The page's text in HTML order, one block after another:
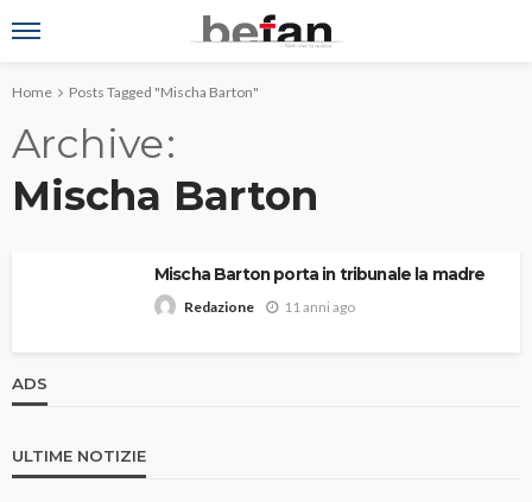
Home Posts Tagged "Mischa Barton"
Archive
Mischa Barton
Mischa Barton porta in tribunale la madre
Redazione 11 anni ago
ADS
ULTIME NOTIZIE